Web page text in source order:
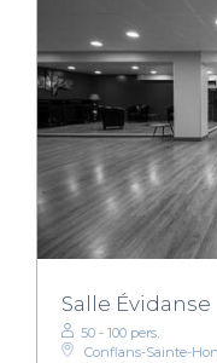
Salle Évidanse
50 - 100 pers.
Conflans-Sainte-